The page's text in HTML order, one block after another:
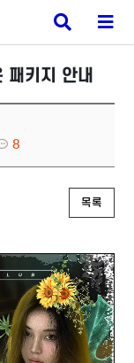
검
색
튼
메
뉴
패키지 안내
8
목록